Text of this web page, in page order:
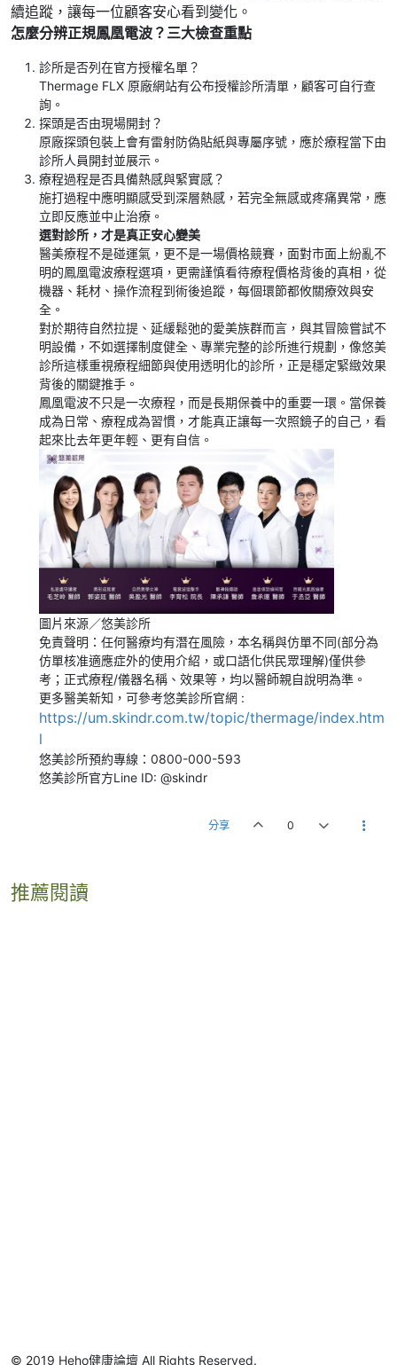
續追蹤，讓每一位顧客安心看到變化。
怎麼分辨正規鳳凰電波？三大檢查重點
診所是否列在官方授權名單？
Thermage FLX 原廠網站有公布授權診所清單，顧客可自行查
詢。
探頭是否由現場開封？
原廠探頭包裝上會有雷射防偽貼紙與專屬序號，應於療程當下由
診所人員開封並展示。
療程過程是否具備熱感與緊實感？
施打過程中應明顯感受到深層熱感，若完全無感或疼痛異常，應
立即反應並中止治療。
選對診所，才是真正安心變美
醫美療程不是碰運氣，更不是一場價格競賽，面對市面上紛亂不
明的鳳凰電波療程選項，更需謹慎看待療程價格背後的真相，從
機器、耗材、操作流程到術後追蹤，每個環節都攸關療效與安
全。
對於期待自然拉提、延緩鬆弛的愛美族群而言，與其冒險嘗試不
明設備，不如選擇制度健全、專業完整的診所進行規劃，像悠美
診所這樣重視療程細節與使用透明化的診所，正是穩定緊緻效果
背後的關鍵推手。
鳳凰電波不只是一次療程，而是長期保養中的重要一環。當保養
成為日常、療程成為習慣，才能真正讓每一次照鏡子的自己，看
起來比去年更年輕、更有自信。
圖片來源／悠美診所
免責聲明：任何醫療均有潛在風險，本名稱與仿單不同(部分為
仿單核准適應症外的使用介紹，或口語化供民眾理解)僅供參
考；正式療程/儀器名稱、效果等，均以醫師親自說明為準。
更多醫美新知，可參考悠美診所官網 :
https://um.skindr.com.tw/topic/thermage/index.htm
l
悠美診所預約專線：0800-000-593
悠美診所官方Line ID: @skindr
分享 0
推薦閱讀
© 2019 Heho健康論壇 All Rights Reserved.